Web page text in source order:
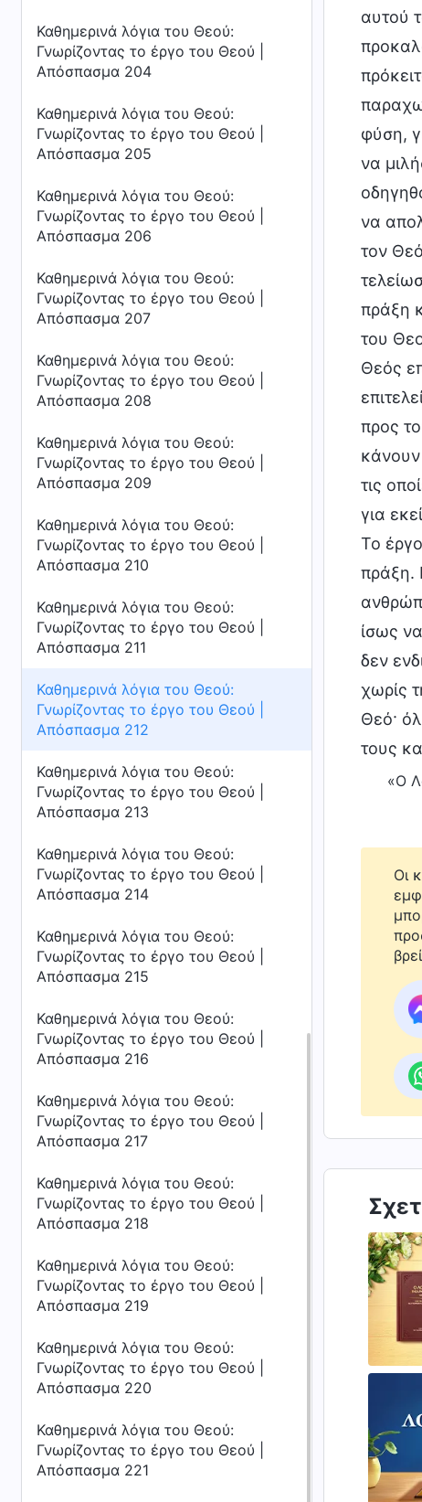
Καθημερινά λόγια του Θεού:
Γνωρίζοντας το έργο του Θεού |
Απόσπασμα 204
Καθημερινά λόγια του Θεού:
Γνωρίζοντας το έργο του Θεού |
Απόσπασμα 205
Καθημερινά λόγια του Θεού:
Γνωρίζοντας το έργο του Θεού |
Απόσπασμα 206
Καθημερινά λόγια του Θεού:
Γνωρίζοντας το έργο του Θεού |
Απόσπασμα 207
Καθημερινά λόγια του Θεού:
Γνωρίζοντας το έργο του Θεού |
Απόσπασμα 208
Καθημερινά λόγια του Θεού:
Γνωρίζοντας το έργο του Θεού |
Απόσπασμα 209
Καθημερινά λόγια του Θεού:
Γνωρίζοντας το έργο του Θεού |
Απόσπασμα 210
Καθημερινά λόγια του Θεού:
Γνωρίζοντας το έργο του Θεού |
Απόσπασμα 211
Καθημερινά λόγια του Θεού:
Γνωρίζοντας το έργο του Θεού |
Απόσπασμα 212
Καθημερινά λόγια του Θεού:
Γνωρίζοντας το έργο του Θεού |
Απόσπασμα 213
Καθημερινά λόγια του Θεού:
Γνωρίζοντας το έργο του Θεού |
Απόσπασμα 214
Καθημερινά λόγια του Θεού:
Γνωρίζοντας το έργο του Θεού |
Απόσπασμα 215
Καθημερινά λόγια του Θεού:
Γνωρίζοντας το έργο του Θεού |
Απόσπασμα 216
Καθημερινά λόγια του Θεού:
Γνωρίζοντας το έργο του Θεού |
Απόσπασμα 217
Καθημερινά λόγια του Θεού:
Γνωρίζοντας το έργο του Θεού |
Απόσπασμα 218
Καθημερινά λόγια του Θεού:
Γνωρίζοντας το έργο του Θεού |
Απόσπασμα 219
Καθημερινά λόγια του Θεού:
Γνωρίζοντας το έργο του Θεού |
Απόσπασμα 220
Καθημερινά λόγια του Θεού:
Γνωρίζοντας το έργο του Θεού |
Απόσπασμα 221
αυτού
φύση,
να
να
τον
πράξη
του
Θεός
προς
κάνουν
τις
για
Το
πράξη.
ίσως
δεν
χωρίς
Θεό·
τους
«Ο
Οι